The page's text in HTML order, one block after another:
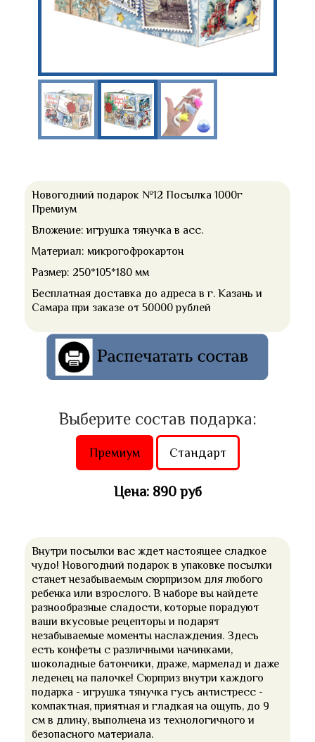
Новогодний подарок №12 Посылка 1000г
Премиум
Вложение: игрушка тянучка в асс.
Материал: микрогофрокартон
Размер: 250*105*180 мм
Бесплатная доставка до адреса в г. Казань и
Самара при заказе от 50000 рублей
Выберите состав подарка:
Премиум Стандарт
Цена: 890 руб
Внутри посылки вас ждет настоящее сладкое
чудо! Новогодний подарок в упаковке посылки
станет незабываемым сюрпризом для любого
ребенка или взрослого. В наборе вы найдете
разнообразные сладости, которые порадуют
ваши вкусовые рецепторы и подарят
незабываемые моменты наслаждения. Здесь
есть конфеты с различными начинками,
шоколадные батончики, драже, мармелад и даже
леденец на палочке! Сюрприз внутри каждого
подарка - игрушка тянучка гусь антистресс -
компактная, приятная и гладкая на ощупь, до 9
см в длину, выполнена из технологичного и
безопасного материала.